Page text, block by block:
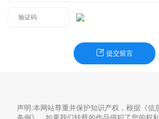
提交留言
声明:本网站尊重并保护知识产权，根据《信
条例》，如果我们转载的作品侵犯了您的权